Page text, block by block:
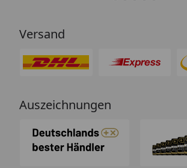
Versand
Auszeichnungen